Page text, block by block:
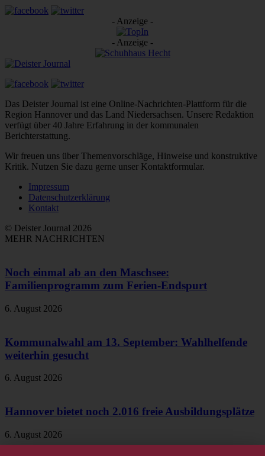
- Anzeige -
- Anzeige -
Das Deister Journal ist eine Online-Nachrichten-Plattform für die
Region Hannover und das Land Niedersachsen. Unsere Redaktion
verfügt über 40 Jahre Erfahrung in der kommunalen
Berichterstattung.
Wir freuen uns über Themenvorschläge, Hinweise und konstruktive
Kritik. Nutzen Sie dazu gerne unser Kontaktformular.
Impressum
Datenschutzerklärung
Kontakt
© Deister Journal 2026
MEHR NACHRICHTEN
Noch einmal ab an den Maschsee:
Familienprogramm zum Ferien-Endspurt
6. August 2026
Kommunalwahl am 13. September: Wahlhelfende
weiterhin gesucht
6. August 2026
Hannover bietet noch 2.016 freie Ausbildungsplätze
6. August 2026